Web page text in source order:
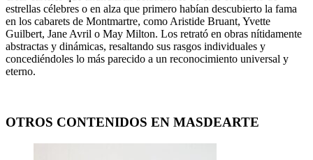
estrellas célebres o en alza que primero habían descubierto la fama
en los cabarets de Montmartre, como Aristide Bruant, Yvette
Guilbert, Jane Avril o May Milton. Los retrató en obras nítidamente
abstractas y dinámicas, resaltando sus rasgos individuales y
concediéndoles lo más parecido a un reconocimiento universal y
eterno.
OTROS CONTENIDOS EN MASDEARTE